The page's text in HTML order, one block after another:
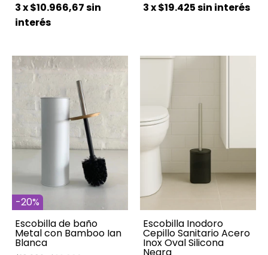
3x$10.966,67sin
interés
3x$19.425sin interés
-20%
Escobilla de baño
Metal con Bamboo Ian
Blanca
Escobilla Inodoro
Cepillo Sanitario Acero
Inox Oval Silicona
Negra